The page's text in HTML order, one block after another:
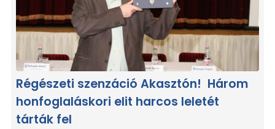
Régészeti szenzáció Akasztón! Három
honfoglaláskori elit harcos leletét
tárták fel